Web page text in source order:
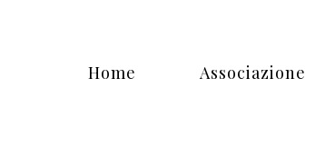
Home Associazione